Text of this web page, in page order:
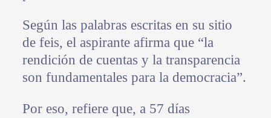
Según las palabras escritas en su sitio
de feis, el aspirante afirma que “la
rendición de cuentas y la transparencia
son fundamentales para la democracia”.
Por eso, refiere que, a 57 días